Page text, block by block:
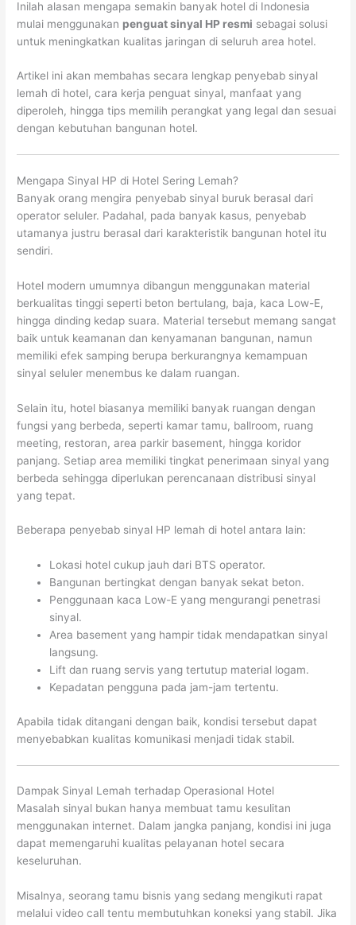
Inilah alasan mengapa semakin banyak hotel di Indonesia
mulai menggunakan penguat sinyal HP resmi sebagai solusi
untuk meningkatkan kualitas jaringan di seluruh area hotel.
Artikel ini akan membahas secara lengkap penyebab sinyal
lemah di hotel, cara kerja penguat sinyal, manfaat yang
diperoleh, hingga tips memilih perangkat yang legal dan sesuai
dengan kebutuhan bangunan hotel.
Mengapa Sinyal HP di Hotel Sering Lemah?
Banyak orang mengira penyebab sinyal buruk berasal dari
operator seluler. Padahal, pada banyak kasus, penyebab
utamanya justru berasal dari karakteristik bangunan hotel itu
sendiri.
Hotel modern umumnya dibangun menggunakan material
berkualitas tinggi seperti beton bertulang, baja, kaca Low-E,
hingga dinding kedap suara. Material tersebut memang sangat
baik untuk keamanan dan kenyamanan bangunan, namun
memiliki efek samping berupa berkurangnya kemampuan
sinyal seluler menembus ke dalam ruangan.
Selain itu, hotel biasanya memiliki banyak ruangan dengan
fungsi yang berbeda, seperti kamar tamu, ballroom, ruang
meeting, restoran, area parkir basement, hingga koridor
panjang. Setiap area memiliki tingkat penerimaan sinyal yang
berbeda sehingga diperlukan perencanaan distribusi sinyal
yang tepat.
Beberapa penyebab sinyal HP lemah di hotel antara lain:
Lokasi hotel cukup jauh dari BTS operator.
Bangunan bertingkat dengan banyak sekat beton.
Penggunaan kaca Low-E yang mengurangi penetrasi
sinyal.
Area basement yang hampir tidak mendapatkan sinyal
langsung.
Lift dan ruang servis yang tertutup material logam.
Kepadatan pengguna pada jam-jam tertentu.
Apabila tidak ditangani dengan baik, kondisi tersebut dapat
menyebabkan kualitas komunikasi menjadi tidak stabil.
Dampak Sinyal Lemah terhadap Operasional Hotel
Masalah sinyal bukan hanya membuat tamu kesulitan
menggunakan internet. Dalam jangka panjang, kondisi ini juga
dapat memengaruhi kualitas pelayanan hotel secara
keseluruhan.
Misalnya, seorang tamu bisnis yang sedang mengikuti rapat
melalui video call tentu membutuhkan koneksi yang stabil. Jika